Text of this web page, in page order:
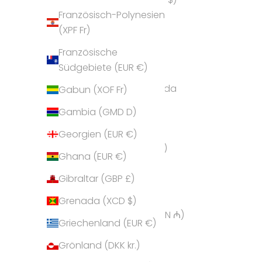
Französisch-Polynesien
(XPF Fr)
Französische
Südgebiete (EUR €)
Gabun (XOF Fr)
Gambia (GMD D)
Georgien (EUR €)
Ghana (EUR €)
Gibraltar (GBP £)
Grenada (XCD $)
Griechenland (EUR €)
Grönland (DKK kr.)
Andorra (EUR €)
Anguilla (XCD $)
Antigua und Barbuda
(XCD $)
Argentinien (EUR €)
Armenien (AMD դր.)
Aruba (AWG ƒ)
Ascension (SHP £)
Aserbaidschan (AZN ₼)
Australien (AUD $)